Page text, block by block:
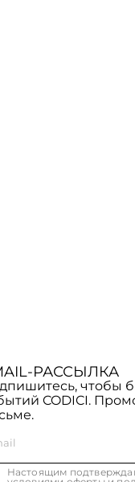
РАССЫЛКА
чтобы
CODICI.
Настоящим